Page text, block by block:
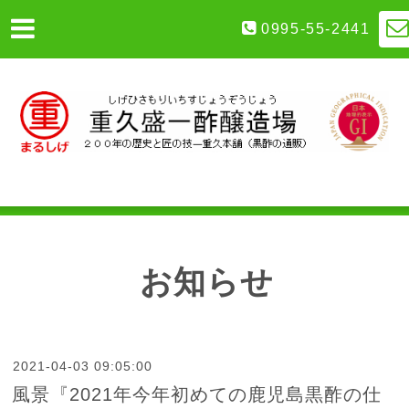
0995-55-2441
お知らせ
2021-04-03 09:05:00
風景『2021年今年初めての鹿児島黒酢の仕